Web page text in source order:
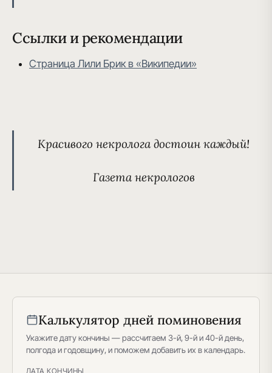
Ссылки и рекомендации
Страница Лили Брик в «Википедии»
Красивого некрологадостоин каждый!
Газета некрологов
Калькулятор дней поминовения
Укажите дату кончины — рассчитаем 3-й, 9-й и 40-й день,
полгода и годовщину, и поможем добавить их в календарь.
ДАТА КОНЧИНЫ